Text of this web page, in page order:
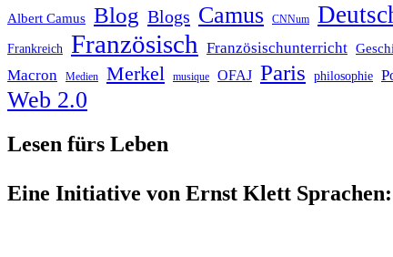
Albert Camus Blog Blogs Camus CNNum
Frankreich Französisch Französischunterricht
Macron Medien Merkel musique OFAJ Paris philosophie
Web 2.0
Lesen fürs Leben
Eine Initiative von Ernst Klett Sprachen: